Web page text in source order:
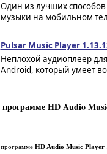
Один из лучших
музыки на мобильном
Pulsar Music Player
Неплохой аудиоплеер
Android, который умеет
HD Audio
HD Audio Music Player